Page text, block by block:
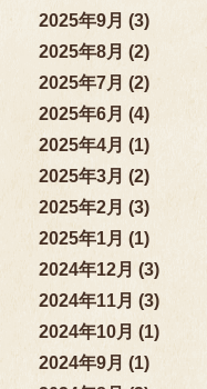
2025年9月 (3)
2025年8月 (2)
2025年7月 (2)
2025年6月 (4)
2025年4月 (1)
2025年3月 (2)
2025年2月 (3)
2025年1月 (1)
2024年12月 (3)
2024年11月 (3)
2024年10月 (1)
2024年9月 (1)